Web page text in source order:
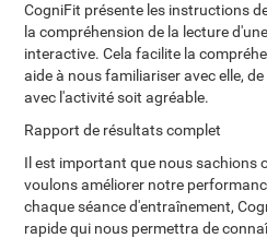
CogniFit présente les instructions
la compréhension de la lecture
interactive. Cela facilite la
aide à nous familiariser avec elle,
avec l'activité soit agréable.
Rapport de résultats complet
Il est important que nous sachions
voulons améliorer notre
chaque séance d'entraînement,
rapide qui nous permettra de